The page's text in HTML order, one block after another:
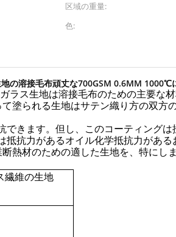
区域の重量:
色:
の溶接毛布頑丈な700GSM 0.6MM 1000℃
ラス生地は溶接毛布のための主要な
塗られる生地はサテン織り方の双方
きます。但し、このコーティング
抗力があるオイル化学抵抗力があ
熱材のための適した生地を、特にしま
繊維の生地